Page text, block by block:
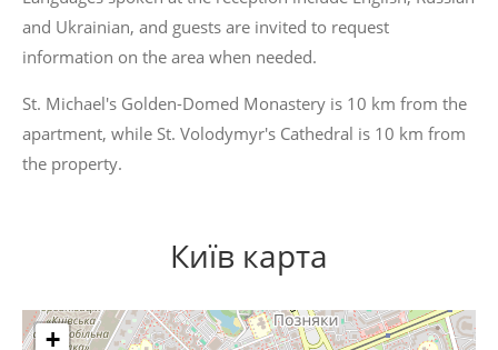
and Ukrainian, and guests are invited to request
information on the area when needed.
St. Michael's Golden-Domed Monastery is 10 km from the
apartment, while St. Volodymyr's Cathedral is 10 km from
the property.
Київ карта
+